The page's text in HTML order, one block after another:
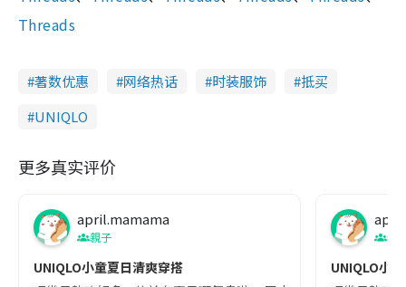
Threads
著数优惠 网络热话 时装服饰
抵买
UNIQLO
更多真实评价
april.mamama
親子
UNIQLO小童夏日清爽穿搭
親
UNIQLO小